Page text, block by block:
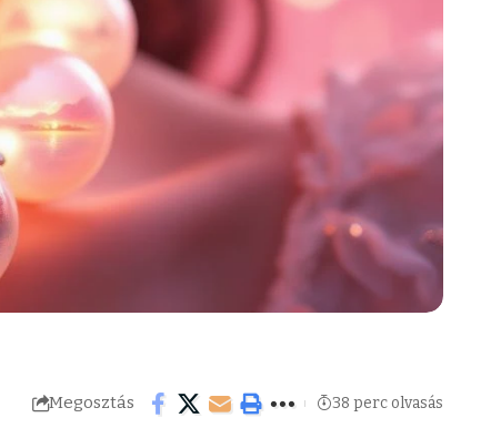
Megosztás 38 perc olvasás